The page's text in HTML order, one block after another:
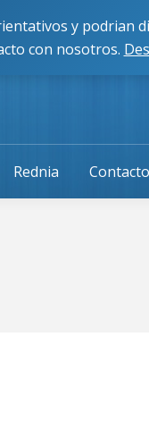
Rednia
y podrian
con nosotros.